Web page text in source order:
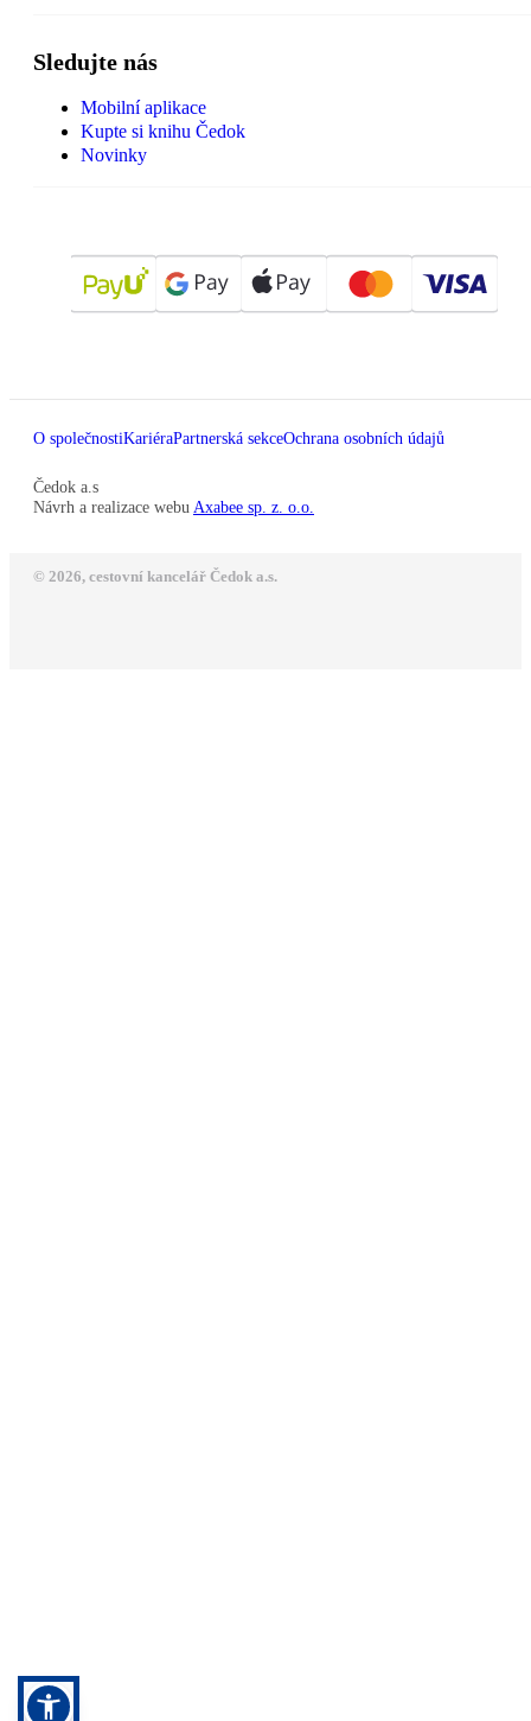
Sledujte nás
Mobilní aplikace
Kupte si knihu Čedok
Novinky
O společnostiKariéraPartnerská sekceOchrana osobních údajů
Čedok a.s
Návrh a realizace webu Axabee sp. z. o.o.
© 2026, cestovní kancelář Čedok a.s.